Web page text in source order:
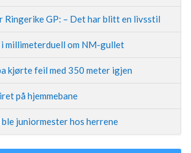
Ringerike GP: – Det har blitt en livsstil
millimeterduell om NM-gullet
kjørte feil med 350 meter igjen
på hjemmebane
ble juniormester hos herrene